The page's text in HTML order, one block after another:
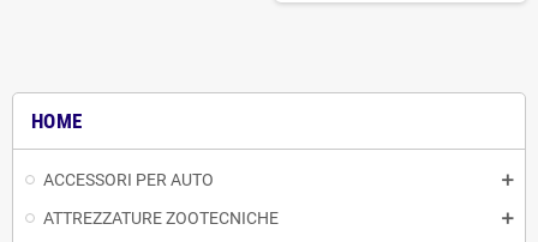
HOME
ACCESSORI PER AUTO
ATTREZZATURE ZOOTECNICHE